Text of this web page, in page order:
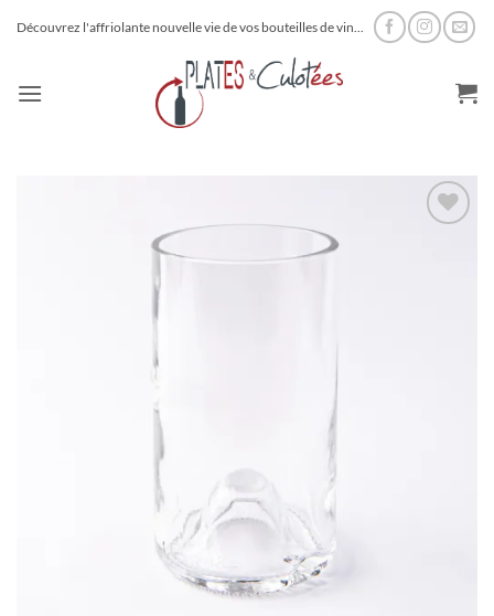
Découvrez l'affriolante nouvelle vie de vos bouteilles de vin...